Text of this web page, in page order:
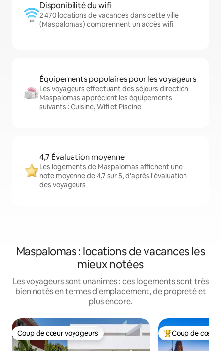
Disponibilité du wifi
2 470 locations de vacances dans cette ville
(Maspalomas) comprennent un accès wifi
Équipements populaires pour les voyageurs
Les voyageurs effectuant des séjours direction
Maspalomas apprécient les équipements
suivants : Cuisine, Wifi et Piscine
4,7 Évaluation moyenne
Les logements de Maspalomas affichent une
note moyenne de 4,7 sur 5, d'après l'évaluation
des voyageurs
Maspalomas : locations de vacances les
mieux notées
Les voyageurs sont unanimes : ces logements sont très
bien notés en termes d'emplacement, de propreté et
plus encore.
Coup de cœur voyageurs
Coup de cœur voyageurs Coups de cœur
Coup de cœur